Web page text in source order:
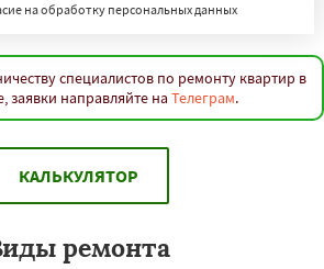
на обработку персональных данных
специалистов по ремонту квартир в
заявки направляйте на Телеграм.
КАЛЬКУЛЯТОР
ремонта